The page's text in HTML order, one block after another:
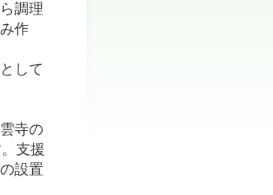
調理
作
して
寺の
支援
設置